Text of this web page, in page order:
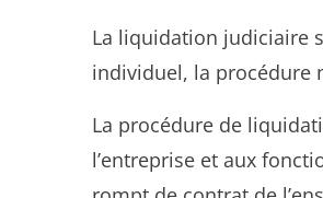
La liquidation judiciaire
individuel, la procédure
La procédure de
l’entreprise et aux